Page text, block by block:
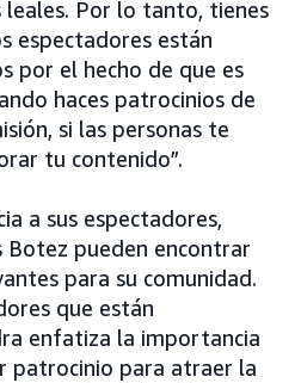
Por lo tanto, tienes
espectadores están
por el hecho de que es
haces patrocinios de
si las personas te
tu contenido”.
a sus espectadores,
Botez pueden encontrar
para su comunidad.
que están
enfatiza la importancia
patrocinio para atraer la